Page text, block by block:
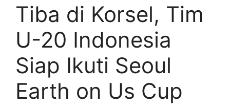
Tiba di Korsel, Tim
U-20 Indonesia
Siap Ikuti Seoul
Earth on Us Cup